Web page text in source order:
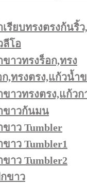
รียบทรงตรงก้นริ้
ลีโอ
าวทรงร็อก,ทรง
,ทรงตรง,แก้วน้ำ
ขาวทรงตรง,แก้ว
ขาวก้นมน
าว Tumbler
าว Tumbler1
าว Tumbler2
ขาว